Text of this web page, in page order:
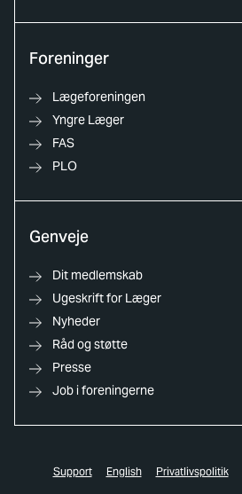
Foreninger
Lægeforeningen
Yngre Læger
FAS
PLO
Genveje
Dit medlemskab
Ugeskrift for Læger
Nyheder
Råd og støtte
Presse
Job i foreningerne
Support English Privatlivspolitik